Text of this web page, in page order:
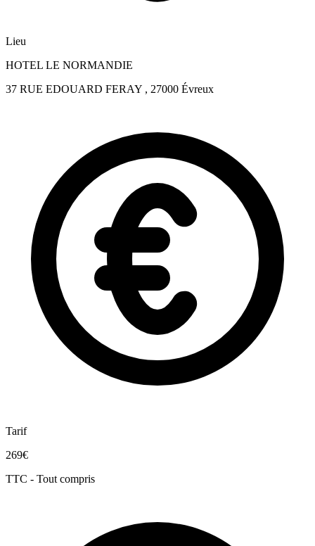
Lieu
HOTEL LE NORMANDIE
37 RUE EDOUARD FERAY , 27000 Évreux
Tarif
269€
TTC - Tout compris